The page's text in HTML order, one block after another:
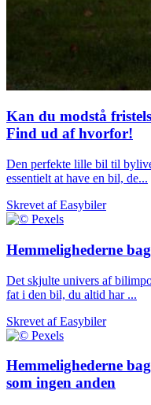
Kan du modstå
Find ud af hvorfor!
Den perfekte lille bil til
essentielt at have en bil, de...
Skrevet afEasybiler
Hemmelighederne
Det skjulte univers af
fat i den bil, du altid har ...
Skrevet afEasybiler
Hemmelighederne
som ingen anden